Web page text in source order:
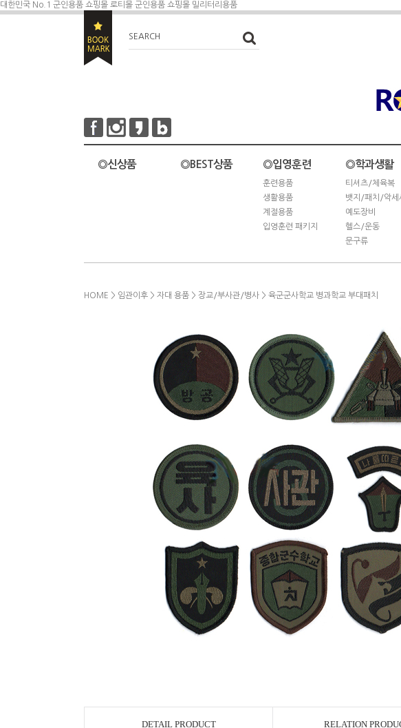
대한민국 No.1 군인용품 쇼핑몰 로티몰 군인용품 쇼핑몰 밀리터리용품
SEARCH
◎신상품 ◎BEST상품 ◎입영훈련
훈련용품
생활용품
계절용품
입영훈련 패키지
◎학과생활
티셔츠/체육복
뱃지/패치/악세
예도장비
헬스/운동
문구류
HOME > 임관이후 > 자대 용품 > 장교/부사관/병사 > 육군군사학교 병과학교 부대패치
DETAIL PRODUCT RELATION